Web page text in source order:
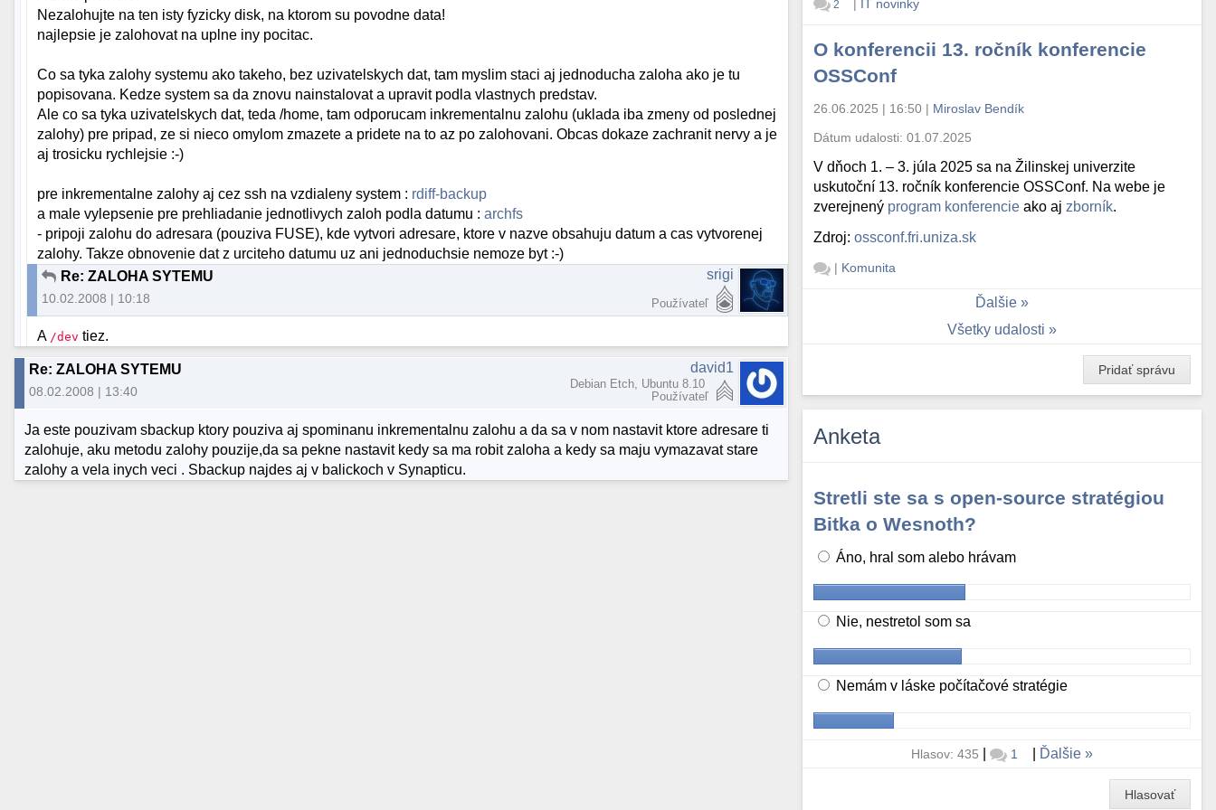
Nezalohujte na ten isty fyzicky disk, na ktorom su povodne data!
najlepsie je zalohovat na uplne iny pocitac.
Co sa tyka zalohy systemu ako takeho, bez uzivatelskych dat, tam myslim staci aj jednoducha zaloha ako je tu
popisovana. Kedze system sa da znovu nainstalovat a upravit podla vlastnych predstav.
Ale co sa tyka uzivatelskych dat, teda /home, tam odporucam inkrementalnu zalohu (uklada iba zmeny od poslednej
zalohy) pre pripad, ze si nieco omylom zmazete a pridete na to az po zalohovani. Obcas dokaze zachranit nervy a je
aj trosicku rychlejsie :-)
pre inkrementalne zalohy aj cez ssh na vzdialeny system : rdiff-backup
a male vylepsenie pre prehliadanie jednotlivych zaloh podla datumu :archfs
- pripoji zalohu do adresara (pouziva FUSE), kde vytvori adresare, ktore v nazve obsahuju datum a cas vytvorenej
zalohy. Takze obnovenie dat z urciteho datumu uz ani jednoduchsie nemoze byt :-)
Re: ZALOHA SYTEMU
10.02.2008 | 10:18
srigi
Používateľ
A /dev tiez.
Re: ZALOHA SYTEMU
08.02.2008 | 13:40
david1
Debian Etch, Ubuntu 8.10
Používateľ
Ja este pouzivam sbackup ktory pouziva aj spominanu inkrementalnu zalohu a da sa v nom nastavit ktore adresare ti
zalohuje, aku metodu zalohy pouzije,da sa pekne nastavit kedy sa ma robit zaloha a kedy sa maju vymazavat stare
zalohy a vela inych veci . Sbackup najdes aj v balickoch v Synapticu.
2 | IT novinky
O konferencii 13. ročník konferencie
OSSConf
26.06.2025 | 16:50 | Miroslav Bendík
Dátum udalosti:01.07.2025
V dňoch 1. – 3. júla 2025 sa na Žilinskej univerzite
uskutoční 13. ročník konferencie OSSConf. Na webe je
zverejnený program konferencie ako aj zborník.
Zdroj:ossconf.fri.uniza.sk
| Komunita
Ďalšie
Všetky udalosti
Pridať správu
Anketa
Stretli ste sa s open-source stratégiou
Bitka o Wesnoth?
Áno, hral som alebo hrávam
Nie, nestretol som sa
Nemám v láske počítačové stratégie
Hlasov: 435 | 1 Ďalšie
Hlasovať